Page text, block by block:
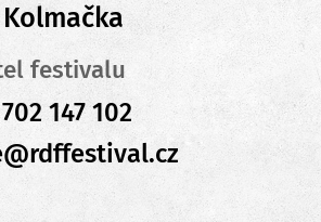
festivalu
147 102